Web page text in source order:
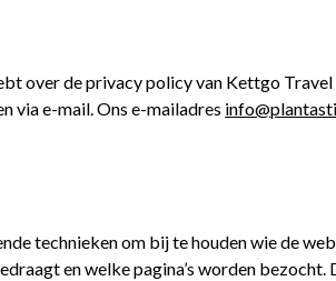
over de privacy policy van Kettgo Travel
via e-mail. Ons e-mailadres
technieken om bij te houden wie de
en welke pagina’s worden bezocht.